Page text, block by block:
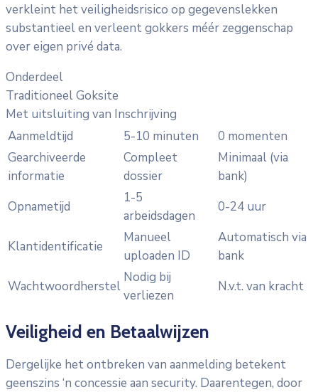
verkleint het veiligheidsrisico op gegevenslekken
substantieel en verleent gokkers méér zeggenschap
over eigen privé data.
Onderdeel
Traditioneel Goksite
Met uitsluiting van Inschrijving
Aanmeldtijd
5-10 minuten
0 momenten
Gearchiveerde
informatie
Compleet
dossier
Minimaal (via
bank)
Opnametijd
1-5
arbeidsdagen
0-24 uur
Klantidentificatie
Manueel
uploaden ID
Automatisch via
bank
Wachtwoordherstel
Nodig bij
verliezen
N.v.t. van kracht
Veiligheid en Betaalwijzen
Dergelijke het ontbreken van aanmelding betekent
geenszins ‘n concessie aan security. Daarentegen, door